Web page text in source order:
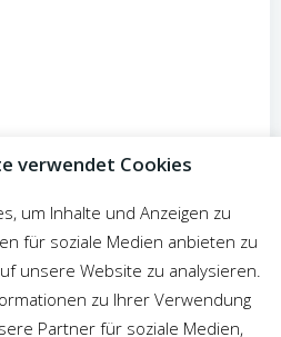
are closed
verwendet Cookies
um Inhalte und Anzeigen zu
für soziale Medien anbieten zu
unsere Website zu analysieren.
zu Ihrer Verwendung
Partner für soziale Medien,